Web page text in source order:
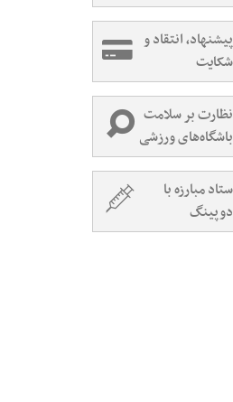
پیشنهاد، انتقاد و
شکایت
نظارت بر سلامت
باشگاه‌های ورزشی
ستاد مبارزه با
دوپینگ